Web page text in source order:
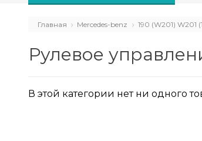
Главная Mercedes-benz 190 (W201) W201
Рулевое
В этой категории нет ни одного